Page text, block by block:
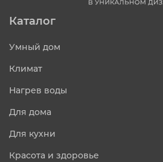
Каталог
Умный дом
Климат
Нагрев воды
Для дома
Для кухни
Красота и здоровье